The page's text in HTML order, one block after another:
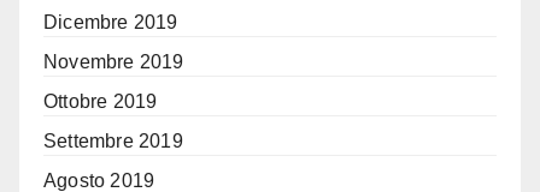
Dicembre 2019
Novembre 2019
Ottobre 2019
Settembre 2019
Agosto 2019